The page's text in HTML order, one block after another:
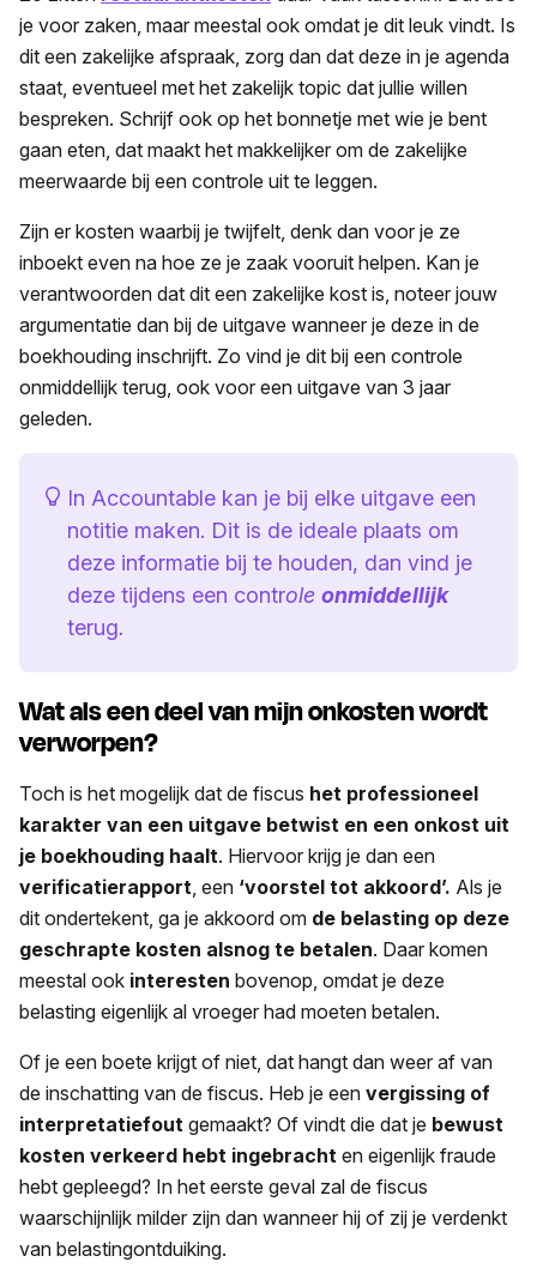
je voor zaken, maar meestal ook omdat je dit leuk vindt. Is
dit een zakelijke afspraak, zorg dan dat deze in je agenda
staat, eventueel met het zakelijk topic dat jullie willen
bespreken. Schrijf ook op het bonnetje met wie je bent
gaan eten, dat maakt het makkelijker om de zakelijke
meerwaarde bij een controle uit te leggen.
Zijn er kosten waarbij je twijfelt, denk dan voor je ze
inboekt even na hoe ze je zaak vooruit helpen. Kan je
verantwoorden dat dit een zakelijke kost is, noteer jouw
argumentatie dan bij de uitgave wanneer je deze in de
boekhouding inschrijft. Zo vind je dit bij een controle
onmiddellijk terug, ook voor een uitgave van 3 jaar
geleden.
In Accountable kan je bij elke uitgave een
notitie maken. Dit is de ideale plaats om
deze informatie bij te houden, dan vind je
deze tijdens een controle onmiddellijk
terug.
Wat als een deel van mijn onkosten wordt
verworpen?
Toch is het mogelijk dat de fiscus het professioneel
karakter van een uitgave betwist en een onkost uit
je boekhouding haalt. Hiervoor krijg je dan een
verificatierapport, een ‘voorstel tot akkoord’. Als je
dit ondertekent, ga je akkoord om de belasting op deze
geschrapte kosten alsnog te betalen. Daar komen
meestal ook interesten bovenop, omdat je deze
belasting eigenlijk al vroeger had moeten betalen.
Of je een boete krijgt of niet, dat hangt dan weer af van
de inschatting van de fiscus. Heb je een vergissing of
interpretatiefout gemaakt? Of vindt die dat je bewust
kosten verkeerd hebt ingebracht en eigenlijk fraude
hebt gepleegd? In het eerste geval zal de fiscus
waarschijnlijk milder zijn dan wanneer hij of zij je verdenkt
van belastingontduiking.